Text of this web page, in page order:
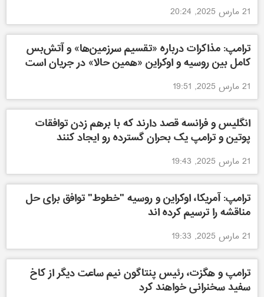
21 مارس 2025, 20:24
ترامپ: مذاکرات درباره «تقسیم سرزمین‌ها» و آتش‌بس
کامل بین روسیه و اوکراین «همین حالا» در جریان است
21 مارس 2025, 19:51
انگلیس و فرانسه قصد دارند که با برهم زدن توافقات
پوتین و ترامپ یک بحران گسترده رو ایجاد کنند
21 مارس 2025, 19:43
ترامپ: آمریکا، اوکراین و روسیه "خطوط" توافق برای حل
مناقشه را ترسیم کرده اند
21 مارس 2025, 19:33
ترامپ و هگزت، رئیس پنتاگون نیم ساعت دیگر از کاخ
سفید سخنرانی خواهند کرد